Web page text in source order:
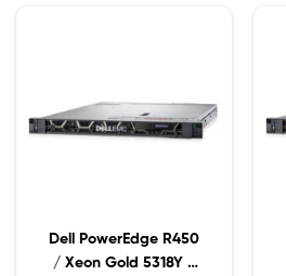
Dell PowerEdge R450
/ Xeon Gold 5318Y /